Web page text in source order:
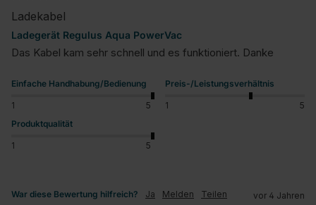
Ladekabel
Ladegerät Regulus Aqua PowerVac
Das Kabel kam sehr schnell und es funktioniert. Danke
Einfache Handhabung/Bedienung
1 5
Preis-/Leistungsverhältnis
1
5
Produktqualität
1 5
War diese Bewertung hilfreich? Ja Melden Teilen vor 4 Jahren